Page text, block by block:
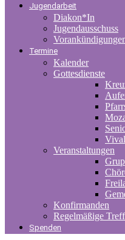
Jugendarbeit
Diakon*In
Jugendausschuss
Termine
Kalender
Gottesdienste
Veranstaltungen
Konfirmanden
Regelmäßige
Spenden